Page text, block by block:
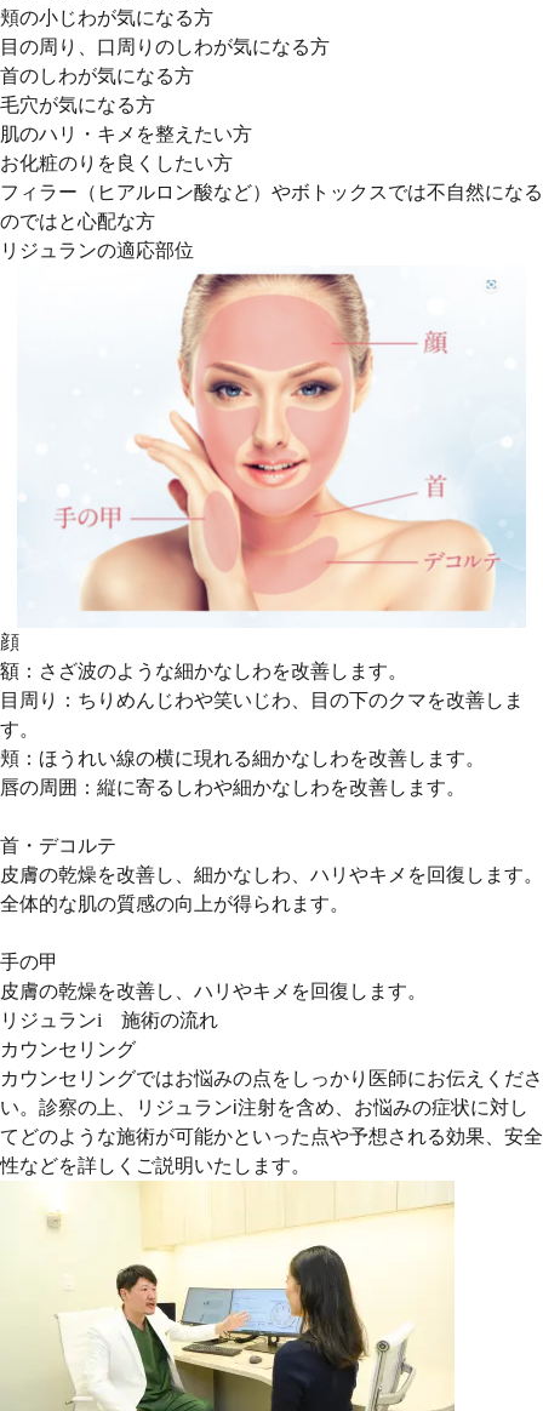
頬の小じわが気になる方
目の周り、口周りのしわが気になる方
首のしわが気になる方
毛穴が気になる方
肌のハリ・キメを整えたい方
お化粧のりを良くしたい方
フィラー（ヒアルロン酸など）やボトックスでは不自然になる
のではと心配な方
リジュランの適応部位
顔
額：さざ波のような細かなしわを改善します。
目周り：ちりめんじわや笑いじわ、目の下のクマを改善しま
す。
頬：ほうれい線の横に現れる細かなしわを改善します。
唇の周囲：縦に寄るしわや細かなしわを改善します。
首・デコルテ
皮膚の乾燥を改善し、細かなしわ、ハリやキメを回復します。
全体的な肌の質感の向上が得られます。
手の甲
皮膚の乾燥を改善し、ハリやキメを回復します。
リジュランi 施術の流れ
カウンセリング
カウンセリングではお悩みの点をしっかり医師にお伝えくださ
い。診察の上、リジュランi注射を含め、お悩みの症状に対し
てどのような施術が可能かといった点や予想される効果、安全
性などを詳しくご説明いたします。